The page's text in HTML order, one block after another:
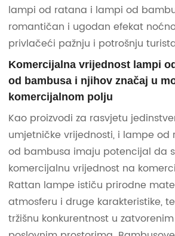
lampi od ratana i lampi od
romantičan i ugodan efekat
privlačeći pažnju i potrošnju
Komercijalna vrijednost lampi
od bambusa i njihov značaj u
komercijalnom polju
Kao proizvodi za rasvjetu
umjetničke vrijednosti, i lampe
od bambusa imaju potencijal da
komercijalnu vrijednost na
Rattan lampe ističu prirodne
atmosferu i druge karakteristike,
tržišnu konkurentnost u